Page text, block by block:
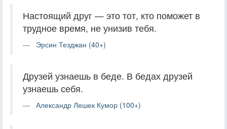
Настоящий друг — это тот, кто поможет в
трудное время, не унизив тебя.
Эрсин Тезджан (40+)
Друзей узнаешь в беде. В бедах друзей
узнаешь себя.
Александр Лешек Кумор (100+)